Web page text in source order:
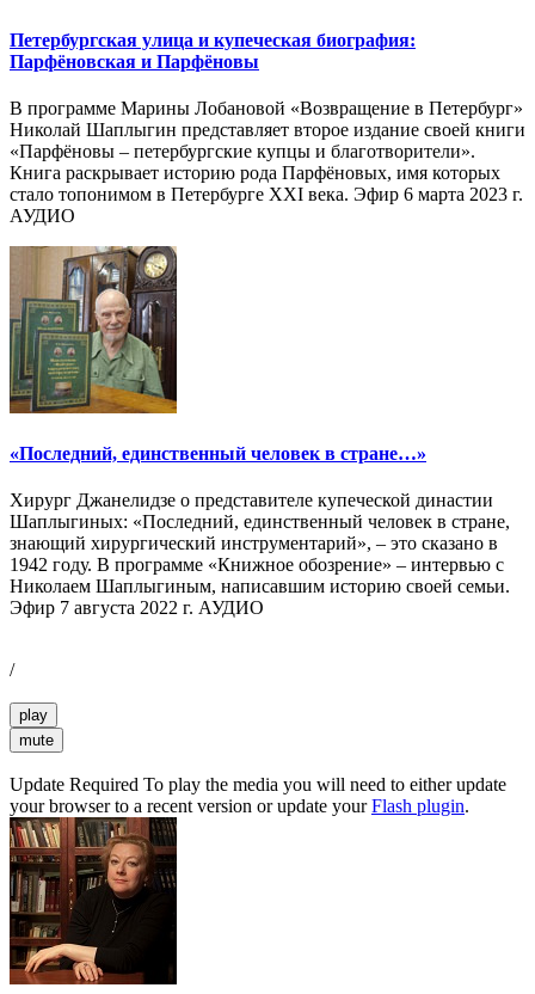
Петербургская улица и купеческая биография:
Парфёновская и Парфёновы
В программе Марины Лобановой «Возвращение в Петербург»
Николай Шаплыгин представляет второе издание своей книги
«Парфёновы – петербургские купцы и благотворители».
Книга раскрывает историю рода Парфёновых, имя которых
стало топонимом в Петербурге XXI века. Эфир 6 марта 2023 г.
АУДИО
«Последний, единственный человек в стране…»
Хирург Джанелидзе о представителе купеческой династии
Шаплыгиных: «Последний, единственный человек в стране,
знающий хирургический инструментарий», – это сказано в
1942 году. В программе «Книжное обозрение» – интервью с
Николаем Шаплыгиным, написавшим историю своей семьи.
Эфир 7 августа 2022 г. АУДИО
/
play
mute
Update Required To play the media you will need to either update
your browser to a recent version or update yourFlash plugin.